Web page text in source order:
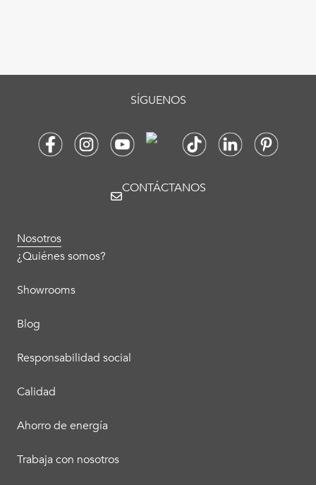
Nosotros
¿Quiénes somos?
Showrooms
Blog
Responsabilidad social
Calidad
Ahorro de energía
Trabaja con nosotros
SÍGUENOS
CONTÁCTANOS